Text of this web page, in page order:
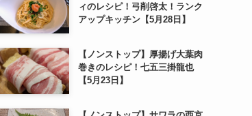
ィのレシピ！弓削啓太！ランク
アップキッチン【5月28日】
【ノンストップ】厚揚げ大葉肉
巻きのレシピ！七五三掛龍也
【5月23日】